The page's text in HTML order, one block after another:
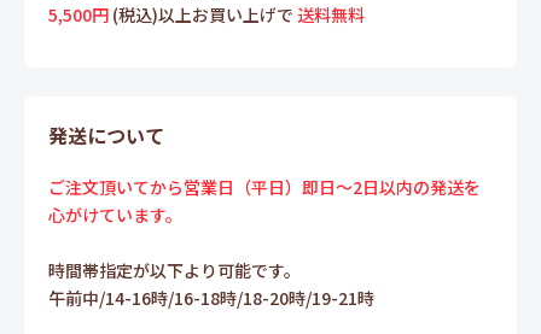
5,500円 (税込)以上お買い上げで 送料無料
発送について
ご注文頂いてから営業日（平日）即日～2日以内の発送を
心がけています。
時間帯指定が以下より可能です。
午前中/14-16時/16-18時/18-20時/19-21時